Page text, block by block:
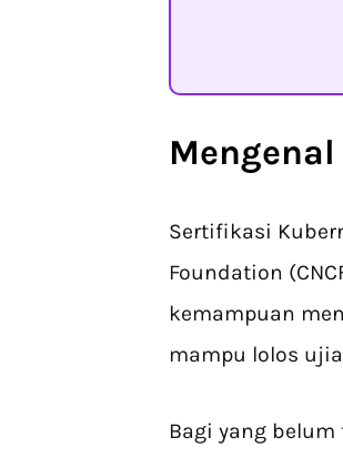
Mengenal
Sertifikasi
Foundation
kemampuan
mampu lolos
Bagi yang